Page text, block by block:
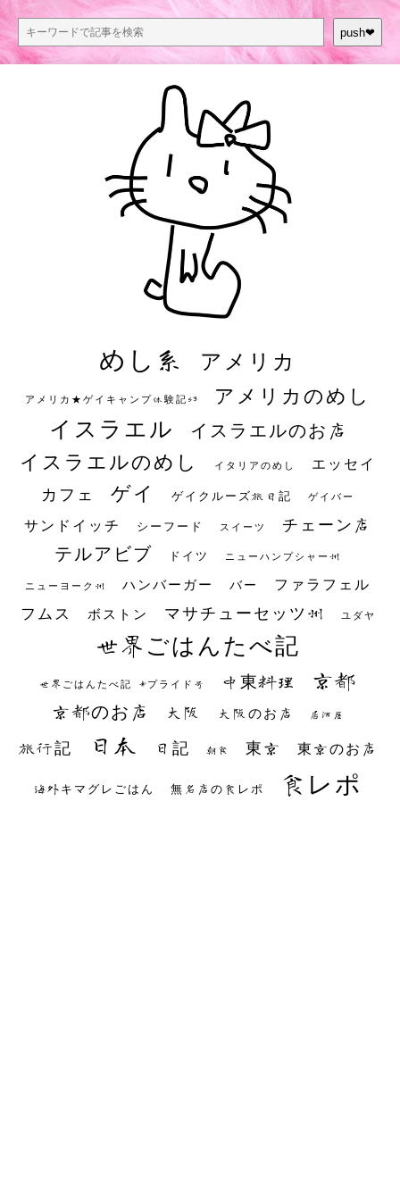
push❤︎
めし系 アメリカ
アメリカ★ゲイキャンプ体験記S3 アメリカのめし
イスラエル イスラエルのお店
イスラエルのめし イタリアのめし エッセイ
カフェ ゲイ ゲイクルーズ旅日記 ゲイバー
サンドイッチ シーフード スイーツ チェーン店
テルアビブ ドイツ ニューハンプシャー州
ニューヨーク州 ハンバーガー バー ファラフェル
フムス ボストン マサチューセッツ州 ユダヤ
世界ごはんたべ記
世界ごはんたべ記 #プライド号 中東料理 京都
京都のお店 大阪 大阪のお店 居酒屋
旅行記 日本 日記 朝食 東京 東京のお店
海外キマグレごはん 無名店の食レポ 食レポ